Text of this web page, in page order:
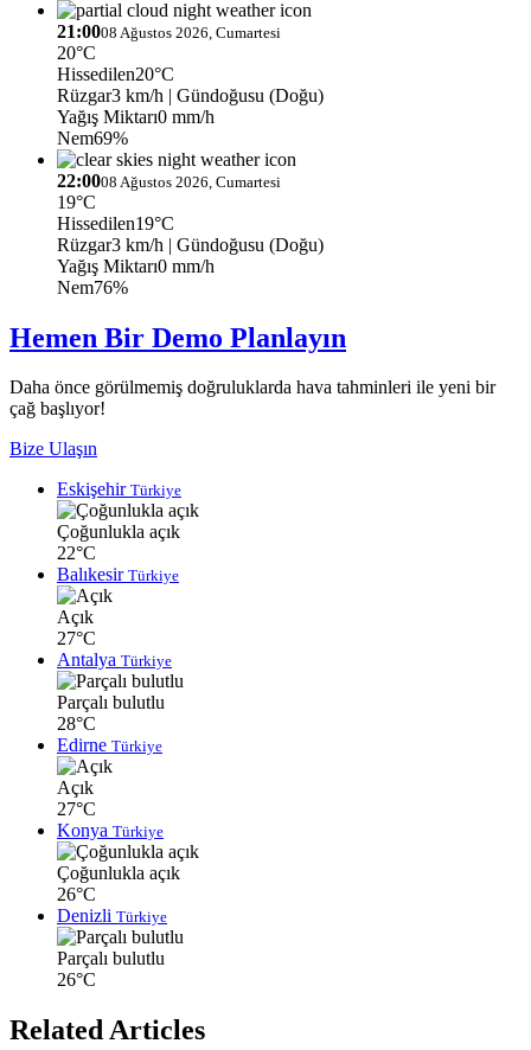
21:0008 Ağustos 2026, Cumartesi
20°C
Hissedilen20°C
Rüzgar3 km/h | Gündoğusu (Doğu)
Yağış Miktarı0 mm/h
Nem69%
22:0008 Ağustos 2026, Cumartesi
19°C
Hissedilen19°C
Rüzgar3 km/h | Gündoğusu (Doğu)
Yağış Miktarı0 mm/h
Nem76%
Hemen Bir Demo Planlayın
Daha önce görülmemiş doğruluklarda hava tahminleri ile yeni bir
çağ başlıyor!
Bize Ulaşın
Eskişehir Türkiye
Çoğunlukla açık
22°C
Balıkesir Türkiye
Açık
27°C
Antalya Türkiye
Parçalı bulutlu
28°C
Edirne Türkiye
Açık
27°C
Konya Türkiye
Çoğunlukla açık
26°C
Denizli Türkiye
Parçalı bulutlu
26°C
Related Articles